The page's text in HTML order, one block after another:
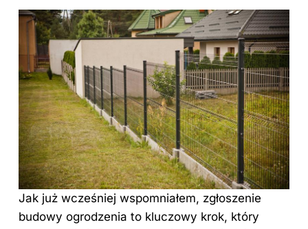
Jak już wcześniej wspomniałem, zgłoszenie
budowy ogrodzenia to kluczowy krok, który